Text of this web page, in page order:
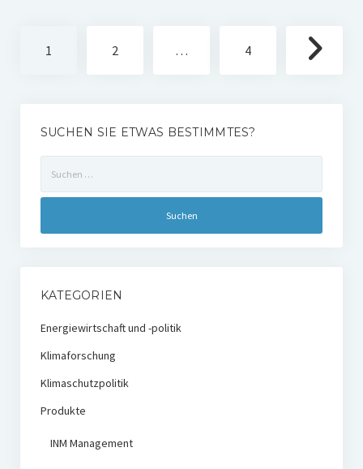
1 2 … 4
SUCHEN SIE ETWAS BESTIMMTES?
nach:
KATEGORIEN
Energiewirtschaft und -politik
Klimaforschung
Klimaschutzpolitik
Produkte
INM Management